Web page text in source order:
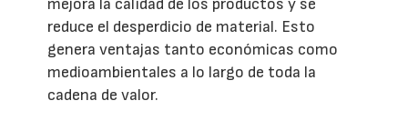
mejora la calidad de los productos y se
reduce el desperdicio de material. Esto
genera ventajas tanto económicas como
medioambientales a lo largo de toda la
cadena de valor.